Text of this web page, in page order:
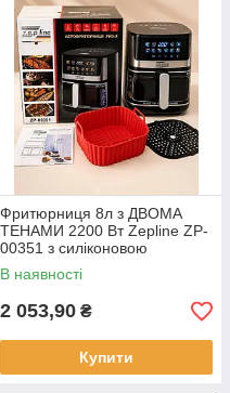
Фритюрниця 8л з ДВОМА
ТЕНАМИ 2200 Вт Zepline ZP-
00351 з силіконовою
формою в комплекті
В наявності
2 053,90 ₴
Купити